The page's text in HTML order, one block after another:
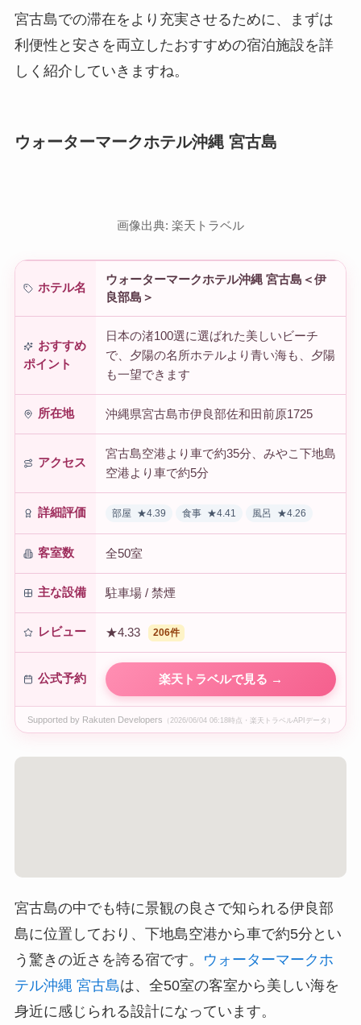
宮古島での滞在をより充実させるために、まずは
利便性と安さを両立したおすすめの宿泊施設を詳
しく紹介していきますね。
ウォーターマークホテル沖縄 宮古島
画像出典: 楽天トラベル
ホテル名
ウォーターマークホテル沖縄 宮古島＜伊
良部島＞
おすすめ
ポイント
日本の渚100選に選ばれた美しいビーチ
で、夕陽の名所ホテルより青い海も、夕陽
も一望できます
所在地 沖縄県宮古島市伊良部佐和田前原1725
アクセス
宮古島空港より車で約35分、みやこ下地島
空港より車で約5分
詳細評価 部屋 ★4.39 食事 ★4.41 風呂 ★4.26
客室数 全50室
主な設備 駐車場 / 禁煙
レビュー ★4.33 206件
公式予約 楽天トラベルで見る →
Supported by Rakuten Developers （2026/06/04 06:18時点・楽天トラベルAPIデータ）
宮古島の中でも特に景観の良さで知られる伊良部
島に位置しており、下地島空港から車で約5分とい
う驚きの近さを誇る宿です。
ウォーターマークホ
テル沖縄 宮古島は、全50室の客室から美しい海を
身近に感じられる設計になっています。